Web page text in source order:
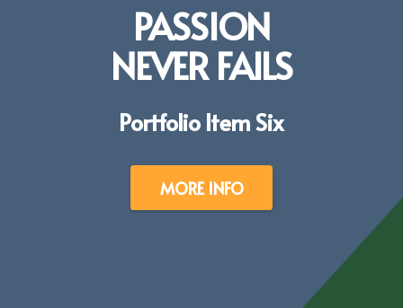
PASSION
NEVER FAILS
Portfolio Item Six
MORE INFO